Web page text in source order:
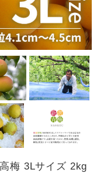
梅 3Lサイズ 2kg